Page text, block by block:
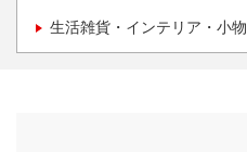
生活雑貨・インテリア・小物